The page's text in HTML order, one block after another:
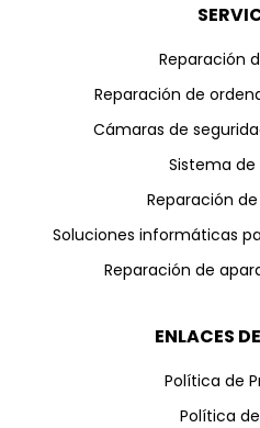
Reparación
Reparación de
Cámaras de
Sistema
Reparación
Soluciones informáticas
Reparación de
ENLACES
Política de
Política